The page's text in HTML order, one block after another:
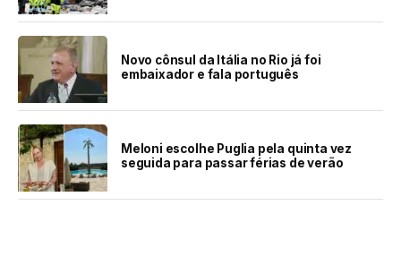
Novo cônsul da Itália no Rio já foi
embaixador e fala português
Meloni escolhe Puglia pela quinta vez
seguida para passar férias de verão